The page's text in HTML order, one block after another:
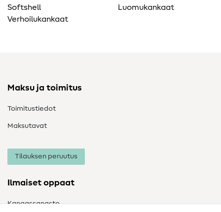
Softshell
Verhoilukankaat
Luomukankaat
Maksu ja toimitus
Toimitustiedot
Maksutavat
Tilauksen peruutus
Ilmaiset oppaat
Kangassanasto